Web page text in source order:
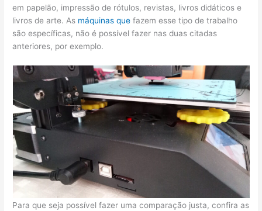
em papelão, impressão de rótulos, revistas, livros didáticos e
livros de arte. As máquinas que fazem esse tipo de trabalho
são específicas, não é possível fazer nas duas citadas
anteriores, por exemplo.
Para que seja possível fazer uma comparação justa, confira as